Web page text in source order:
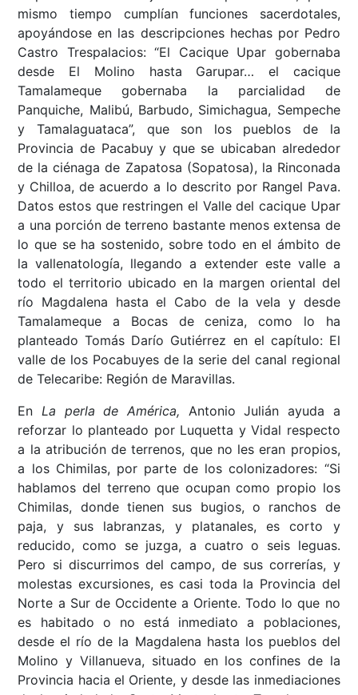
mismo tiempo cumplían funciones sacerdotales,
apoyándose en las descripciones hechas por Pedro
Castro Trespalacios: “El Cacique Upar gobernaba
desde El Molino hasta Garupar… el cacique
Tamalameque gobernaba la parcialidad de
Panquiche, Malibú, Barbudo, Simichagua, Sempeche
y Tamalaguataca”, que son los pueblos de la
Provincia de Pacabuy y que se ubicaban alrededor
de la ciénaga de Zapatosa (Sopatosa), la Rinconada
y Chilloa, de acuerdo a lo descrito por Rangel Pava.
Datos estos que restringen el Valle del cacique Upar
a una porción de terreno bastante menos extensa de
lo que se ha sostenido, sobre todo en el ámbito de
la vallenatología, llegando a extender este valle a
todo el territorio ubicado en la margen oriental del
río Magdalena hasta el Cabo de la vela y desde
Tamalameque a Bocas de ceniza, como lo ha
planteado Tomás Darío Gutiérrez en el capítulo: El
valle de los Pocabuyes de la serie del canal regional
de Telecaribe: Región de Maravillas.
En La perla de América, Antonio Julián ayuda a
reforzar lo planteado por Luquetta y Vidal respecto
a la atribución de terrenos, que no les eran propios,
a los Chimilas, por parte de los colonizadores: “Si
hablamos del terreno que ocupan como propio los
Chimilas, donde tienen sus bugios, o ranchos de
paja, y sus labranzas, y platanales, es corto y
reducido, como se juzga, a cuatro o seis leguas.
Pero si discurrimos del campo, de sus correrías, y
molestas excursiones, es casi toda la Provincia del
Norte a Sur de Occidente a Oriente. Todo lo que no
es habitado o no está inmediato a poblaciones,
desde el río de la Magdalena hasta los pueblos del
Molino y Villanueva, situado en los confines de la
Provincia hacia el Oriente, y desde las inmediaciones